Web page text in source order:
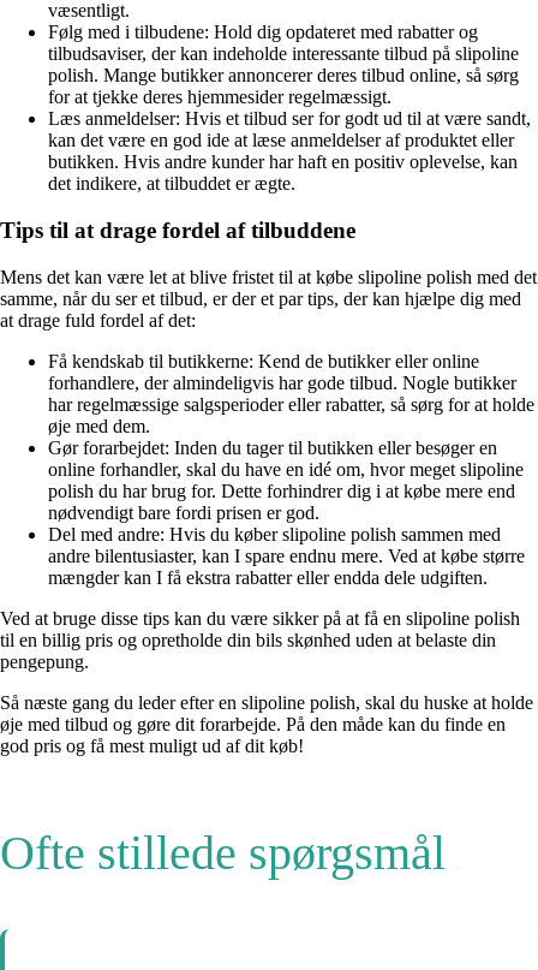
væsentligt.
Følg med i tilbudene: Hold dig opdateret med rabatter og
tilbudsaviser, der kan indeholde interessante tilbud på slipoline
polish. Mange butikker annoncerer deres tilbud online, så sørg
for at tjekke deres hjemmesider regelmæssigt.
Læs anmeldelser: Hvis et tilbud ser for godt ud til at være sandt,
kan det være en god ide at læse anmeldelser af produktet eller
butikken. Hvis andre kunder har haft en positiv oplevelse, kan
det indikere, at tilbuddet er ægte.
Tips til at drage fordel af tilbuddene
Mens det kan være let at blive fristet til at købe slipoline polish med det
samme, når du ser et tilbud, er der et par tips, der kan hjælpe dig med
at drage fuld fordel af det:
Få kendskab til butikkerne: Kend de butikker eller online
forhandlere, der almindeligvis har gode tilbud. Nogle butikker
har regelmæssige salgsperioder eller rabatter, så sørg for at holde
øje med dem.
Gør forarbejdet: Inden du tager til butikken eller besøger en
online forhandler, skal du have en idé om, hvor meget slipoline
polish du har brug for. Dette forhindrer dig i at købe mere end
nødvendigt bare fordi prisen er god.
Del med andre: Hvis du køber slipoline polish sammen med
andre bilentusiaster, kan I spare endnu mere. Ved at købe større
mængder kan I få ekstra rabatter eller endda dele udgiften.
Ved at bruge disse tips kan du være sikker på at få en slipoline polish
til en billig pris og opretholde din bils skønhed uden at belaste din
pengepung.
Så næste gang du leder efter en slipoline polish, skal du huske at holde
øje med tilbud og gøre dit forarbejde. På den måde kan du finde en
god pris og få mest muligt ud af dit køb!
Ofte stillede spørgsmål